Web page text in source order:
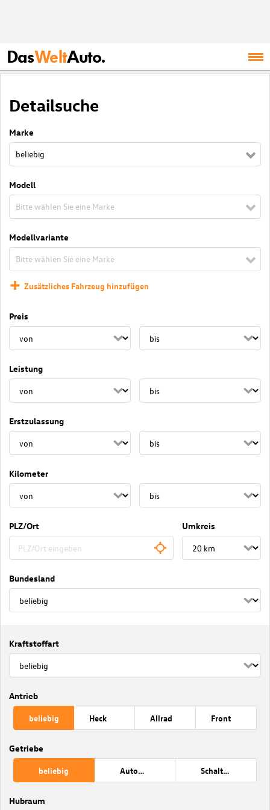
DasWeltAuto.
Detailsuche
Marke
beliebig
Modell
Bitte wählen Sie eine Marke
Modellvariante
Bitte wählen Sie eine Marke
Zusätzliches Fahrzeug hinzufügen
Preis
Leistung
Erstzulassung
Kilometer
PLZ/Ort Umkreis
Bundesland
Kraftstoffart
Antrieb
beliebig Heck Allrad Front
Getriebe
beliebig Automatik Schaltung
Hubraum